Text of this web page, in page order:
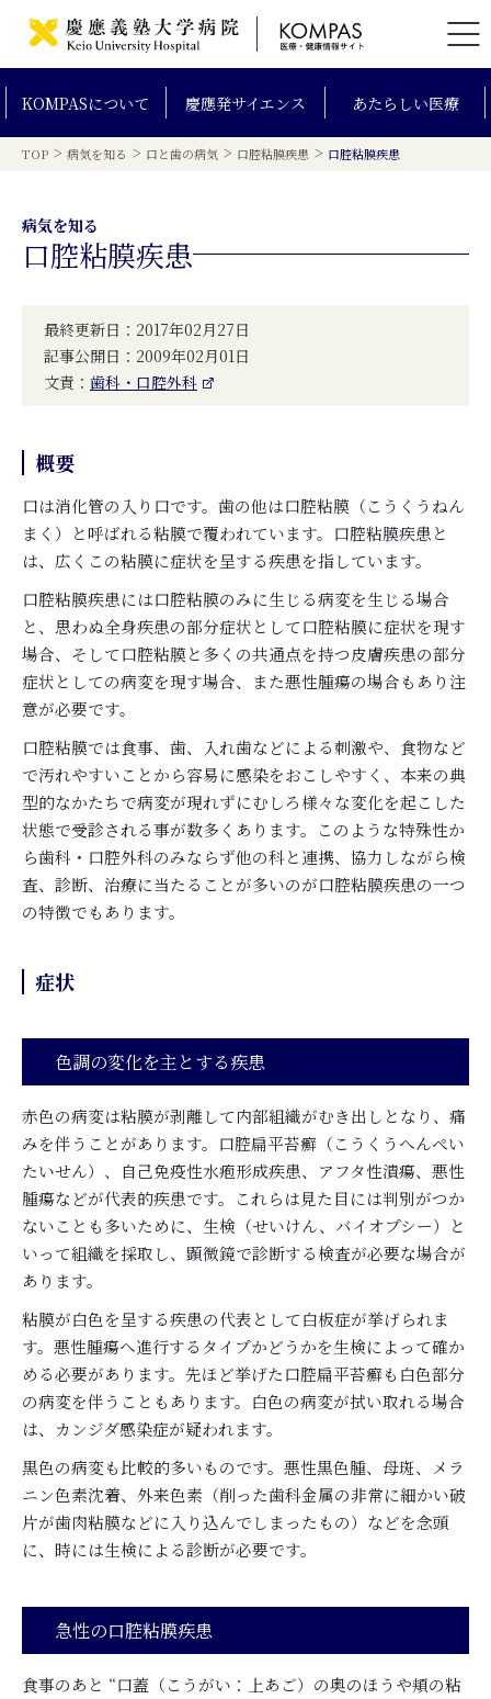
KOMPASについて 慶應発サイエンス あたらしい医療
TOP > 病気を知る > 口と歯の病気 > 口腔粘膜疾患 > 口腔粘膜疾患
病気を知る
口腔粘膜疾患
最終更新日：2017年02月27日
記事公開日：2009年02月01日
文責： 歯科・口腔外科
概要
口は消化管の入り口です。歯の他は口腔粘膜（こうくうねん
まく）と呼ばれる粘膜で覆われています。口腔粘膜疾患と
は、広くこの粘膜に症状を呈する疾患を指しています。
口腔粘膜疾患には口腔粘膜のみに生じる病変を生じる場合
と、思わぬ全身疾患の部分症状として口腔粘膜に症状を現す
場合、そして口腔粘膜と多くの共通点を持つ皮膚疾患の部分
症状としての病変を現す場合、また悪性腫瘍の場合もあり注
意が必要です。
口腔粘膜では食事、歯、入れ歯などによる刺激や、食物など
で汚れやすいことから容易に感染をおこしやすく、本来の典
型的なかたちで病変が現れずにむしろ様々な変化を起こした
状態で受診される事が数多くあります。このような特殊性か
ら歯科・口腔外科のみならず他の科と連携、協力しながら検
査、診断、治療に当たることが多いのが口腔粘膜疾患の一つ
の特徴でもあります。
症状
色調の変化を主とする疾患
赤色の病変は粘膜が剥離して内部組織がむき出しとなり、痛
みを伴うことがあります。口腔扁平苔癬（こうくうへんぺい
たいせん）、自己免疫性水疱形成疾患、アフタ性潰瘍、悪性
腫瘍などが代表的疾患です。これらは見た目には判別がつか
ないことも多いために、生検（せいけん、バイオプシー）と
いって組織を採取し、顕微鏡で診断する検査が必要な場合が
あります。
粘膜が白色を呈する疾患の代表として白板症が挙げられま
す。悪性腫瘍へ進行するタイプかどうかを生検によって確か
める必要があります。先ほど挙げた口腔扁平苔癬も白色部分
の病変を伴うこともあります。白色の病変が拭い取れる場合
は、カンジダ感染症が疑われます。
黒色の病変も比較的多いものです。悪性黒色腫、母斑、メラ
ニン色素沈着、外来色素（削った歯科金属の非常に細かい破
片が歯肉粘膜などに入り込んでしまったもの）などを念頭
に、時には生検による診断が必要です。
急性の口腔粘膜疾患
食事のあと “口蓋（こうがい：上あご）の奥のほうや頬の粘